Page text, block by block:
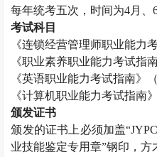
每年统考五次，时间为4月、
考试科目
《连锁经营管理师职业能力
《职业素养职业能力考试指
《英语职业能力考试指南》
《计算机职业能力考试指南
颁发证书
颁发的证书上必须加盖
业技能鉴定专用章”钢印，方